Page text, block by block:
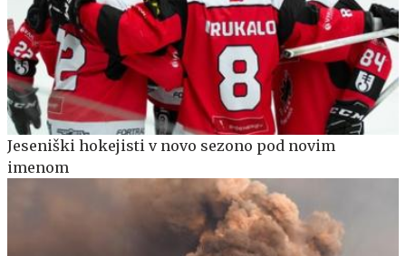
Jeseniški hokejisti v novo sezono pod novim
imenom